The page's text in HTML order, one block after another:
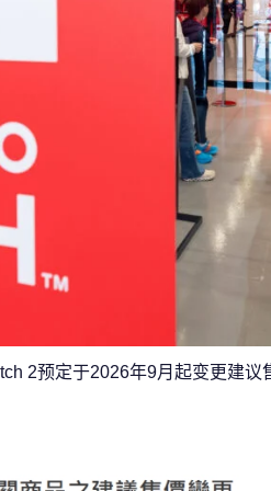
2预定于2026年9月起变更建